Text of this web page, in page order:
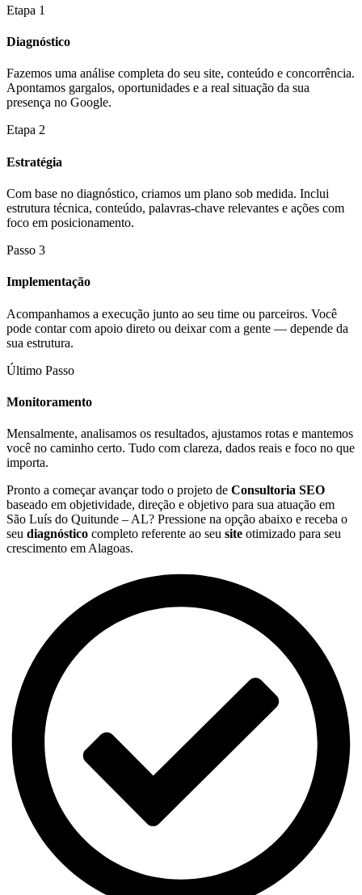
Etapa 1
Diagnóstico
Fazemos uma análise completa do seu site, conteúdo e concorrência.
Apontamos gargalos, oportunidades e a real situação da sua
presença no Google.
Etapa 2
Estratégia
Com base no diagnóstico, criamos um plano sob medida. Inclui
estrutura técnica, conteúdo, palavras-chave relevantes e ações com
foco em posicionamento.
Passo 3
Implementação
Acompanhamos a execução junto ao seu time ou parceiros. Você
pode contar com apoio direto ou deixar com a gente — depende da
sua estrutura.
Último Passo
Monitoramento
Mensalmente, analisamos os resultados, ajustamos rotas e mantemos
você no caminho certo. Tudo com clareza, dados reais e foco no que
importa.
Pronto a começar avançar todo o projeto de Consultoria SEO
baseado em objetividade, direção e objetivo para sua atuação em
São Luís do Quitunde – AL? Pressione na opção abaixo e receba o
seu diagnóstico completo referente ao seu site otimizado para seu
crescimento em Alagoas.